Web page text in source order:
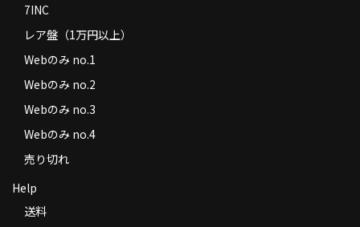
7INC
レア盤（1万円以上）
Webのみ no.1
Webのみ no.2
Webのみ no.3
Webのみ no.4
売り切れ
Help
送料